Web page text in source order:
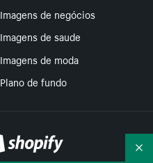
Imagens de negócios
Imagens de saude
Imagens de moda
Plano de fundo